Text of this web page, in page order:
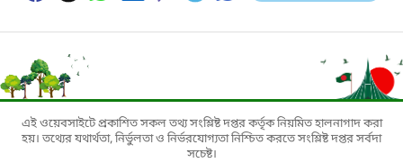
এই ওয়েবসাইটে প্রকাশিত সকল তথ্য সংশ্লিষ্ট দপ্তর কর্তৃক নিয়মিত হালনাগাদ করা
হয়। তথ্যের যথার্থতা, নির্ভুলতা ও নির্ভরযোগ্যতা নিশ্চিত করতে সংশ্লিষ্ট দপ্তর সর্বদা
সচেষ্ট।